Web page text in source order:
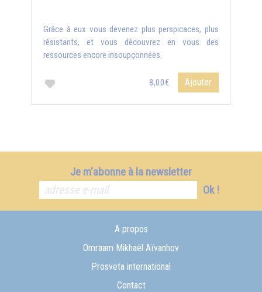
Grâce à eux vous devenez plus perspicaces, plus
résistants, et vous découvrez en vous des
ressources encore insoupçonnées.
8,00€ Ajouter
Je m'abonne à la newsletter
Ok !
A propos
Omraam Mikhaël Aïvanhov
Prosveta international
Contact